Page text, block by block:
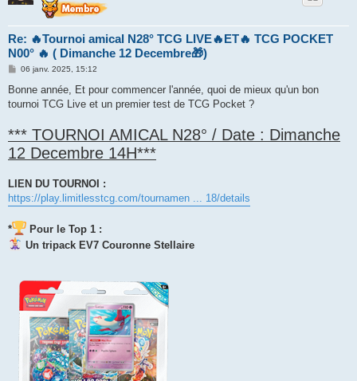
Re: 🔥Tournoi amical N28° TCG LIVE🔥ET🔥 TCG POCKET
N00° 🔥 ( Dimanche 12 Decembre🎁)
M
s
a
06 janv. 2025, 15:12
Bonne année, Et pour commencer l'année, quoi de mieux qu'un bon
tournoi TCG Live et un premier test de TCG Pocket ?
*** TOURNOI AMICAL N28° / Date : Dimanche
12 Decembre 14H***
LIEN DU TOURNOI :
https://play.limitlesstcg.com/tournamen ... 18/details
*
Pour le Top 1 :
Un tripack EV7 Couronne Stellaire